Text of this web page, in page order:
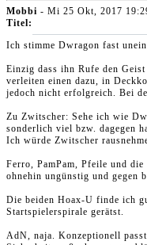
Mobbi - Mi 25 Okt, 2017
Titel:
Ich stimme Dwragon fast
Einzig dass ihn Rufe den
verleiten einen dazu, in
jedoch nicht erfolgreich. Bei
Zu Zwitscher: Sehe ich wie
sonderlich viel bzw. dagegen
Ich würde Zwitscher
Ferro, PamPam, Pfeile und
ohnehin ungünstig und gegen
Die beiden Hoax-U finde ich
Startspielerspirale gerätst.
AdN, naja. Konzeptionell